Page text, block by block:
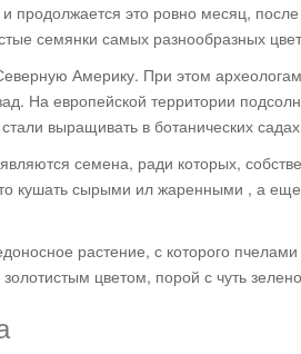
и продолжается это ровно месяц,
семянки самых разнообразных
Америку. При этом
На европейской территории
выращивать в ботанических
семена, ради которых,
кушать сырыми ил жаренными , а
растение, с которого
цветом, порой с чуть